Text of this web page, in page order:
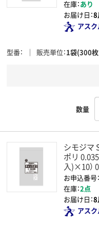
在庫：あり
お届け日：8
アス
型番 販売単位 1袋(300
数量
シモジマ
ポリ
入)×10）
お申込番号
在庫：2点
お届け日：8
アス